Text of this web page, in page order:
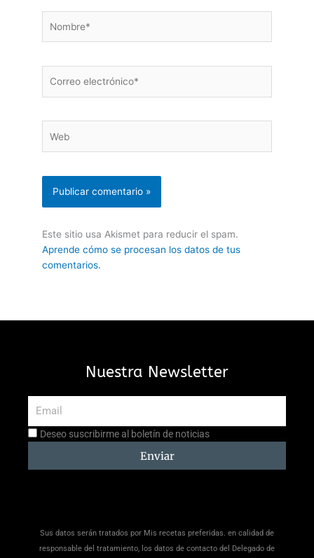
electrónico*
Este sitio usa Akismet para reducir el spam.
Aprende cómo se procesan los datos de tus
comentarios.
Nuestra Newsletter
Aceptación
Deseo suscribirme al boletín de noticias
Enviar
Sus datos serán tratados por Mis recetas preferidas. en calidad de
responsable del tratamiento, los datos de contacto del Delegado de